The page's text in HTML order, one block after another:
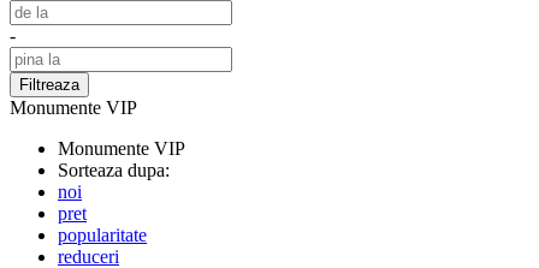
-
Monumente VIP
Monumente VIP
Sorteaza dupa:
noi
pret
popularitate
reduceri